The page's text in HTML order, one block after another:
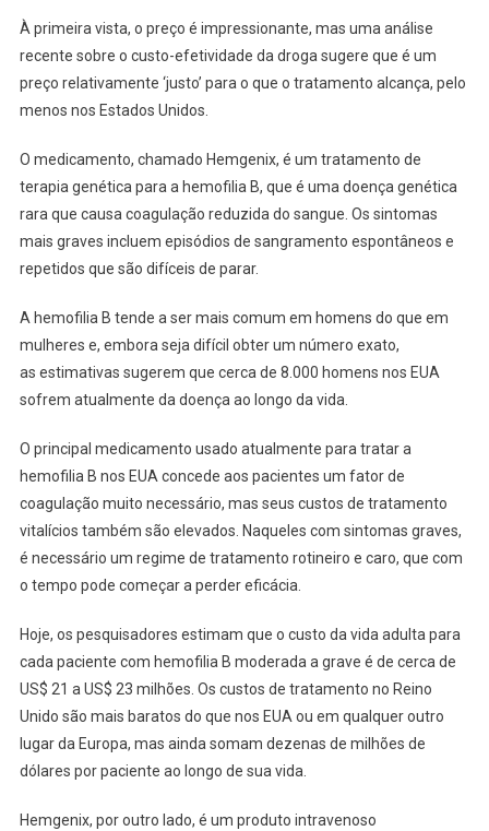
À primeira vista, o preço é impressionante, mas uma análise
recente sobre o custo-efetividade da droga sugere que é um
preço relativamente ‘justo’ para o que o tratamento alcança, pelo
menos nos Estados Unidos.
O medicamento, chamado Hemgenix, é um tratamento de
terapia genética para a hemofilia B, que é uma doença genética
rara que causa coagulação reduzida do sangue. Os sintomas
mais graves incluem episódios de sangramento espontâneos e
repetidos que são difíceis de parar.
A hemofilia B tende a ser mais comum em homens do que em
mulheres e, embora seja difícil obter um número exato,
as estimativas sugerem que cerca de 8.000 homens nos EUA
sofrem atualmente da doença ao longo da vida.
O principal medicamento usado atualmente para tratar a
hemofilia B nos EUA concede aos pacientes um fator de
coagulação muito necessário, mas seus custos de tratamento
vitalícios também são elevados. Naqueles com sintomas graves,
é necessário um regime de tratamento rotineiro e caro, que com
o tempo pode começar a perder eficácia.
Hoje, os pesquisadores estimam que o custo da vida adulta para
cada paciente com hemofilia B moderada a grave é de cerca de
US$ 21 a US$ 23 milhões. Os custos de tratamento no Reino
Unido são mais baratos do que nos EUA ou em qualquer outro
lugar da Europa, mas ainda somam dezenas de milhões de
dólares por paciente ao longo de sua vida.
Hemgenix, por outro lado, é um produto intravenoso